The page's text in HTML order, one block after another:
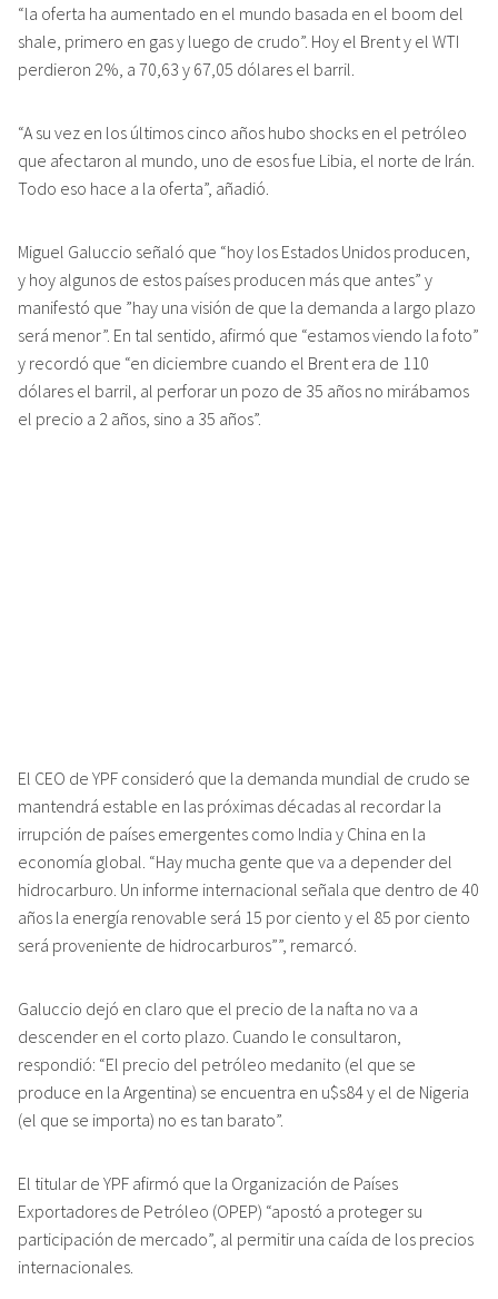
“la oferta ha aumentado en el mundo basada en el boom del
shale, primero en gas y luego de crudo”. Hoy el Brent y el WTI
perdieron 2%, a 70,63 y 67,05 dólares el barril.
“A su vez en los últimos cinco años hubo shocks en el petróleo
que afectaron al mundo, uno de esos fue Libia, el norte de Irán.
Todo eso hace a la oferta”, añadió.
Miguel Galuccio señaló que “hoy los Estados Unidos producen,
y hoy algunos de estos países producen más que antes” y
manifestó que ”hay una visión de que la demanda a largo plazo
será menor”. En tal sentido, afirmó que “estamos viendo la foto”
y recordó que “en diciembre cuando el Brent era de 110
dólares el barril, al perforar un pozo de 35 años no mirábamos
el precio a 2 años, sino a 35 años”.
Galuccio dejó en claro que el precio de la nafta no va a
descender en el corto plazo. Cuando le consultaron,
respondió: “El precio del petróleo medanito (el que se
produce en la Argentina) se encuentra en u$s84 y el de Nigeria
(el que se importa) no es tan barato”.
El titular de YPF afirmó que la Organización de Países
participación de mercado”, al permitir una caída de los precios
internacionales.
En otro aspecto, Galuccio consideró que el futuro del petróleo
en la Argentina es la exploración y explotación en el mar,
tenemos experiencia”.
Por otro lado, ante preguntas de los
empresarios sobre la Ley de Hidrocarburos,